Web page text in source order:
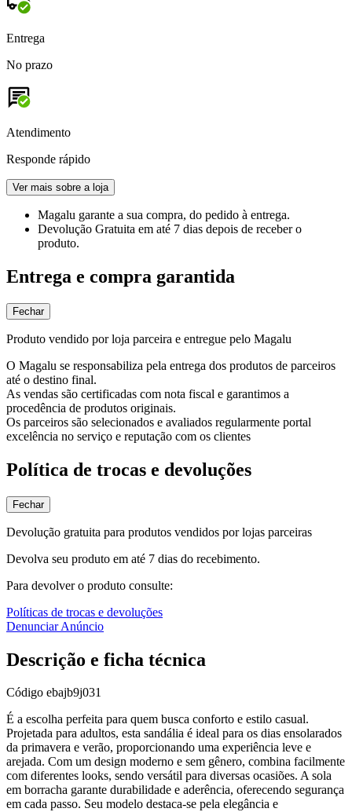
Entrega
No prazo
Atendimento
Responde rápido
Ver mais sobre a loja
Magalu garante a sua compra, do pedido à entrega.
Devolução Gratuita em até 7 dias depois de receber o
produto.
Entrega e compra garantida
Fechar
Produto vendido por loja parceira e entregue pelo Magalu
O Magalu se responsabiliza pela entrega dos produtos de parceiros
até o destino final.
As vendas são certificadas com nota fiscal e garantimos a
procedência de produtos originais.
Os parceiros são selecionados e avaliados regularmente portal
excelência no serviço e reputação com os clientes
Política de trocas e devoluções
Fechar
Devolução gratuita para produtos vendidos por lojas parceiras
Devolva seu produto em até 7 dias do recebimento.
Para devolver o produto consulte:
Políticas de trocas e devoluções
Denunciar Anúncio
Descrição e ficha técnica
Código ebajb9j031
É a escolha perfeita para quem busca conforto e estilo casual.
Projetada para adultos, esta sandália é ideal para os dias ensolarados
da primavera e verão, proporcionando uma experiência leve e
arejada. Com um design moderno e sem gênero, combina facilmente
com diferentes looks, sendo versátil para diversas ocasiões. A sola
em borracha garante durabilidade e aderência, oferecendo segurança
em cada passo. Seu modelo destaca-se pela elegância e